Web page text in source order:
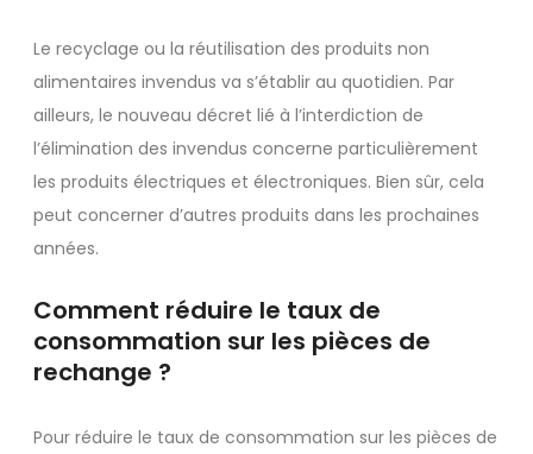
Le recyclage ou la réutilisation des produits non
alimentaires invendus va s’établir au quotidien. Par
ailleurs, le nouveau décret lié à l’interdiction de
l’élimination des invendus concerne particulièrement
les produits électriques et électroniques. Bien sûr, cela
peut concerner d’autres produits dans les prochaines
années.
Comment réduire le taux de
consommation sur les pièces de
rechange ?
Pour réduire le taux de consommation sur les pièces de